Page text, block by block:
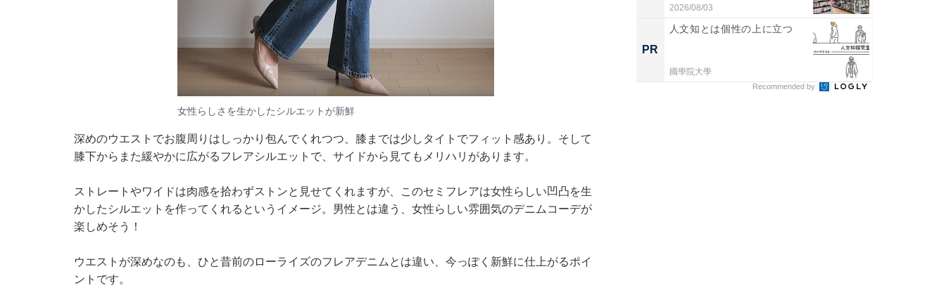
女性らしさを生かしたシルエットが新鮮
深めのウエストでお腹周りはしっかり包んでくれつつ、膝までは少しタイトでフィット感あり。そして
膝下からまた緩やかに広がるフレアシルエットで、サイドから見てもメリハリがあります。
ストレートやワイドは肉感を拾わずストンと見せてくれますが、このセミフレアは女性らしい凹凸を生
かしたシルエットを作ってくれるというイメージ。男性とは違う、女性らしい雰囲気のデニムコーデが
楽しめそう！
ウエストが深めなのも、ひと昔前のローライズのフレアデニムとは違い、今っぽく新鮮に仕上がるポイ
ントです。
わ...
2026/08/03
PR
人文知とは個性の上に立つ
國學院大學
Recommended by